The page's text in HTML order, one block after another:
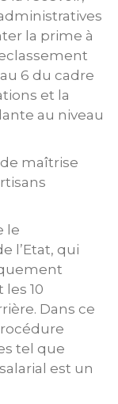
la prime à
6 du cadre
et la
au niveau
maîtrise
le
l’Etat, qui
10
Dans ce
tel que
est un